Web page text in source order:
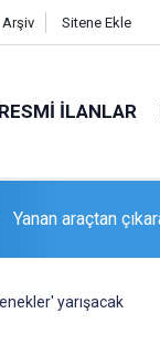
Arşiv Sitene Ekle
RESMI İLANLAR
Bıçaklı kavga: 1’i
yarışacak